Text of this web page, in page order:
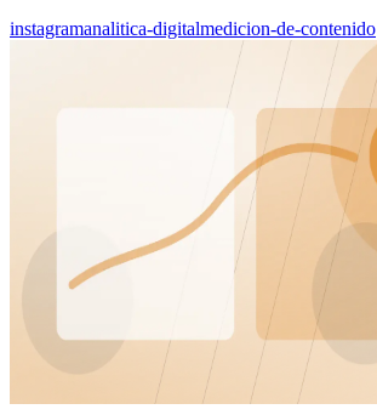
instagramanalitica-digitalmedicion-de-contenido